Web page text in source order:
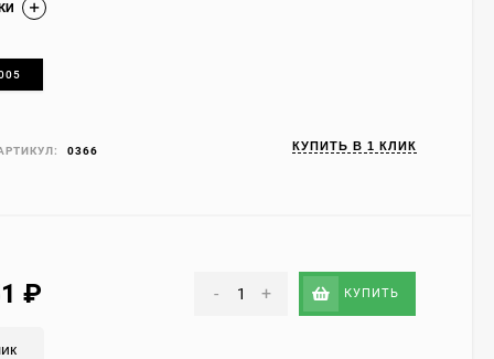
0366 КУПИТЬ В 1 КЛИК
₽ - + КУПИТЬ